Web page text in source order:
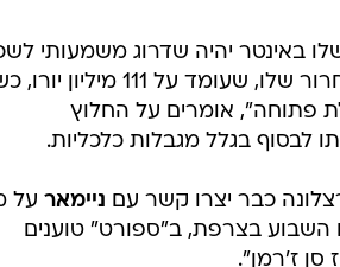
באינטר יהיה שדרוג משמעותי
שלו, ובמקביל מסרב שאינטר תגדיל את הסכם בסעיף השחרור שלו,
פתוחה", אומרים על החלוץ
לבסוף בגלל מגבלות כלכליות.
כבר יצרו קשר עם ניימאר על
השבוע בצרפת, ב"ספורט" טוענים
סן ז'רמן".